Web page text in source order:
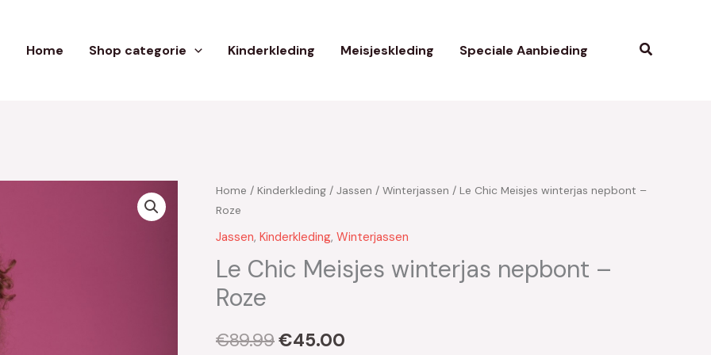
Home Shop categorie Kinderkleding Meisjeskleding Speciale Aanbieding Zoeken
Home / Kinderkleding / Jassen / Winterjassen / Le Chic Meisjes winterjas nepbont –
Roze
Jassen, Kinderkleding, Winterjassen
Le Chic Meisjes winterjas nepbont –
Roze
€89.99
Oorspronkelijke
prijs
was:
€45.00
Huidige
prijs
is: